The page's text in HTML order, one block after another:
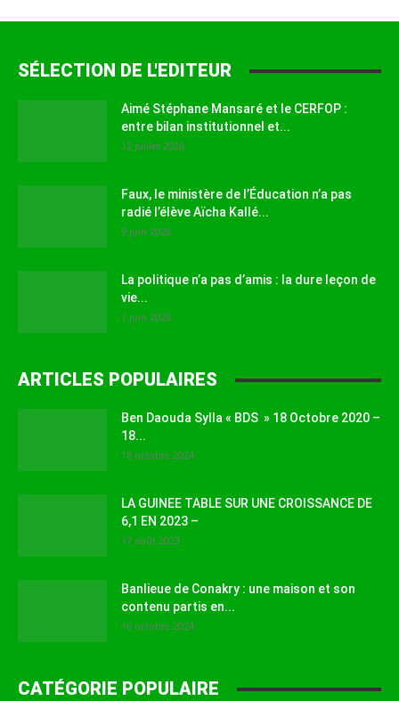
SÉLECTION DE L'EDITEUR
Aimé Stéphane Mansaré et le CERFOP :
entre bilan institutionnel et...
12 juillet 2026
Faux, le ministère de l’Éducation n’a pas
radié l’élève Aïcha Kallé...
9 juin 2026
La politique n’a pas d’amis : la dure leçon de
vie...
1 juin 2026
ARTICLES POPULAIRES
Ben Daouda Sylla « BDS » 18 Octobre 2020 –
18...
18 octobre 2024
LA GUINEE TABLE SUR UNE CROISSANCE DE
6,1 EN 2023 –
17 août 2023
Banlieue de Conakry : une maison et son
contenu partis en...
16 octobre 2024
CATÉGORIE POPULAIRE